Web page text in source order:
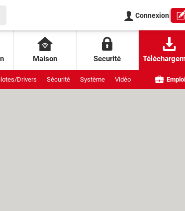
Connexion
Maison Securité
Drivers Sécurité Système Vidéo Emploi